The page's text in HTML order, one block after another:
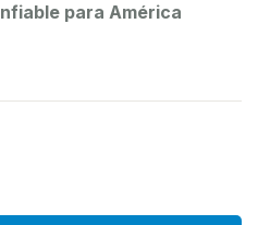
para América